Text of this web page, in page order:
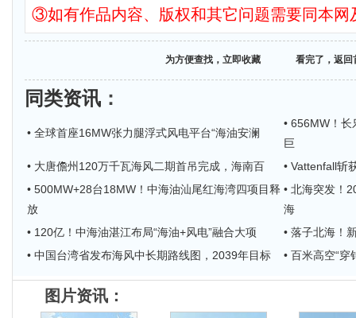
③如有作品内容、版权和其它问题需要同本网
为方便查找，立即收藏 看完了，返回
同类资讯 ：
• 全球首座16MW张力腿浮式风电平台“海油安澜
• 656MW！
巨
• 大唐儋州120万千瓦海风二期首吊完成，海南百
• Vattenfall斩
• 500MW+28台18MW！中海油汕尾红海湾四项目释
放
• 北海突发！
海
• 120亿！中海油湛江布局“海油+风电”融合大项
• 落子北海！
• 中国台湾省发布海风中长期路线图，2039年目标
• 百米高空“
图片资讯：